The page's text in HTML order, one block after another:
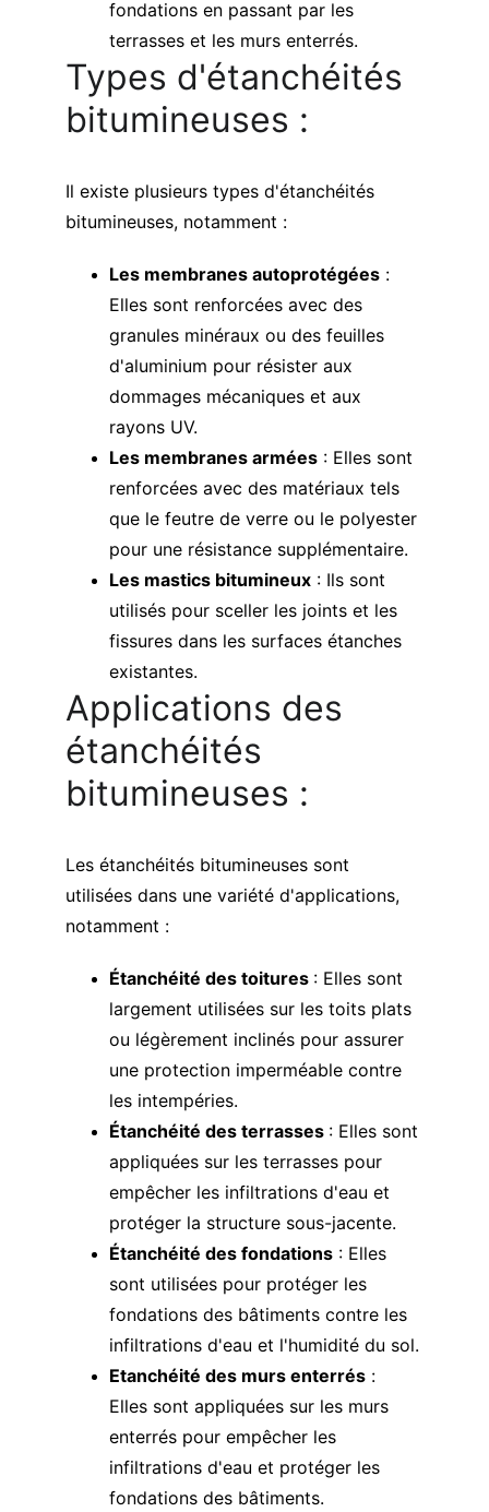
fondations en passant par les
terrasses et les murs enterrés.
Types d'étanchéités
bitumineuses :
Il existe plusieurs types d'étanchéités
bitumineuses, notamment :
Les membranes autoprotégées :
Elles sont renforcées avec des
granules minéraux ou des feuilles
d'aluminium pour résister aux
dommages mécaniques et aux
rayons UV.
Les membranes armées : Elles sont
renforcées avec des matériaux tels
que le feutre de verre ou le polyester
pour une résistance supplémentaire.
Les mastics bitumineux : Ils sont
utilisés pour sceller les joints et les
fissures dans les surfaces étanches
existantes.
Applications des
étanchéités
bitumineuses :
Les étanchéités bitumineuses sont
utilisées dans une variété d'applications,
notamment :
Étanchéité des toitures : Elles sont
largement utilisées sur les toits plats
ou légèrement inclinés pour assurer
une protection imperméable contre
les intempéries.
Étanchéité des terrasses : Elles sont
appliquées sur les terrasses pour
empêcher les infiltrations d'eau et
protéger la structure sous-jacente.
Étanchéité des fondations : Elles
sont utilisées pour protéger les
fondations des bâtiments contre les
infiltrations d'eau et l'humidité du sol.
Etanchéité des murs enterrés :
Elles sont appliquées sur les murs
enterrés pour empêcher les
infiltrations d'eau et protéger les
fondations des bâtiments.